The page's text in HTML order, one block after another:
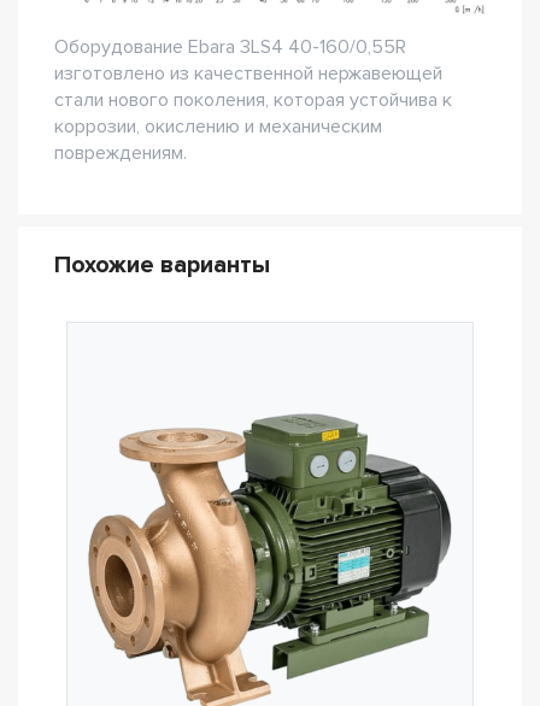
Оборудование Ebara 3LS4 40-160/0,55R
изготовлено из качественной нержавеющей
стали нового поколения, которая устойчива к
коррозии, окислению и механическим
повреждениям.
Похожие варианты